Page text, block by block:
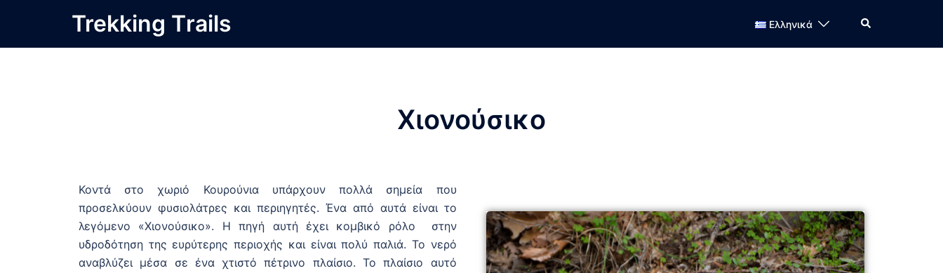
Trekking Τrails Ελληνικά
Χιονούσικο
Κοντά στο χωριό Κουρούνια υπάρχουν πολλά σημεία που
προσελκύουν φυσιολάτρες και περιηγητές. Ένα από αυτά είναι το
λεγόμενο «Χιονούσικο». Η πηγή αυτή έχει κομβικό ρόλο στην
υδροδότηση της ευρύτερης περιοχής και είναι πολύ παλιά. Το νερό
αναβλύζει μέσα σε ένα χτιστό πέτρινο πλαίσιο. Το πλαίσιο αυτό